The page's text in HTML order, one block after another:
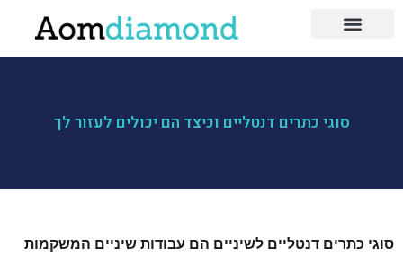
סוגי כתרים דנטליים וכיצד הם יכולים לעזור לך
סוגי כתרים דנטליים לשיניים הם עבודות שיניים המשקמות